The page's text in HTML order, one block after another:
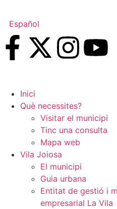
Español
Inici
Què necessites?
Visitar el municipi
Tinc una consulta
Mapa web
Vila Joiosa
El municipi
Guia urbana
Entitat de gestió i
empresarial La Vila